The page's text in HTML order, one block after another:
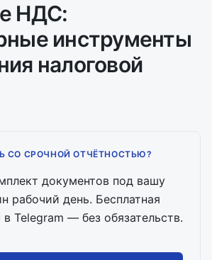
НДС:
инструменты
налоговой
СО СРОЧНОЙ ОТЧЁТНОСТЬЮ?
документов под вашу
рабочий день. Бесплатная
в Telegram — без обязательств.